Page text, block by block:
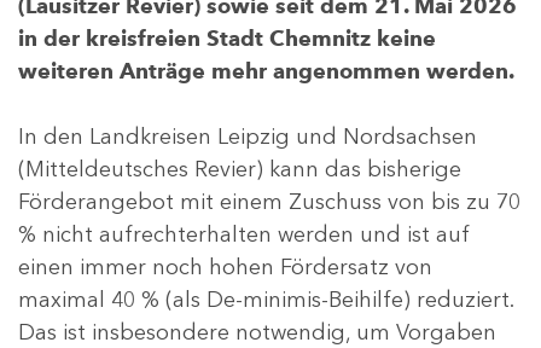
(Lausitzer Revier) sowie seit dem 21. Mai 2026
in der kreisfreien Stadt Chemnitz keine
weiteren Anträge mehr angenommen werden.
In den Landkreisen Leipzig und Nordsachsen
(Mitteldeutsches Revier) kann das bisherige
Förderangebot mit einem Zuschuss von bis zu 70
% nicht aufrechterhalten werden und ist auf
einen immer noch hohen Fördersatz von
maximal 40 % (als De-minimis-Beihilfe) reduziert.
Das ist insbesondere notwendig, um Vorgaben